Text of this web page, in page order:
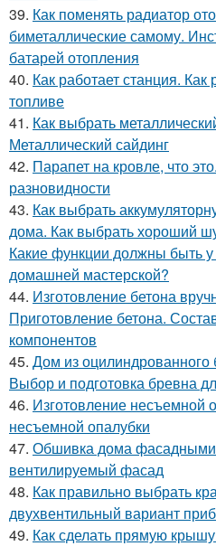
39. Как поменять радиатор
биметаллические самому.
батарей отопления
40. Как работает станция.
топливе
41. Как выбрать
Металлический сайдинг
42. Парапет на кровле, что
разновидности
43. Как выбрать
дома. Как выбрать хороший
Какие функции должны быть
домашней мастерской?
44. Изготовление бетона
Приготовление бетона.
компонентов
45. Дом из
Выбор и подготовка бревна
46. Изготовление несъемной
несъемной опалубки
47. Обшивка дома фасадными
вентилируемый фасад
48. Как правильно выбрать
двухвентильный вариант
49. Как сделать прямую